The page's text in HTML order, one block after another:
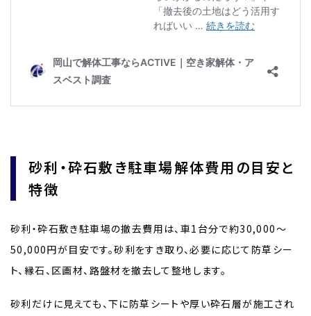
砂利・砕石敷き駐車場解体費用の目安と
特徴
砂利・砕石敷き駐車場の撤去費用は、車1台分で約30,000～
50,000円が目安です。砂利をすき取り、必要に応じて防草シー
ト、縁石、区画材、路盤材を撤去して整地します。
砂利だけに見えても、下に防草シートや厚い砕石層が施工され